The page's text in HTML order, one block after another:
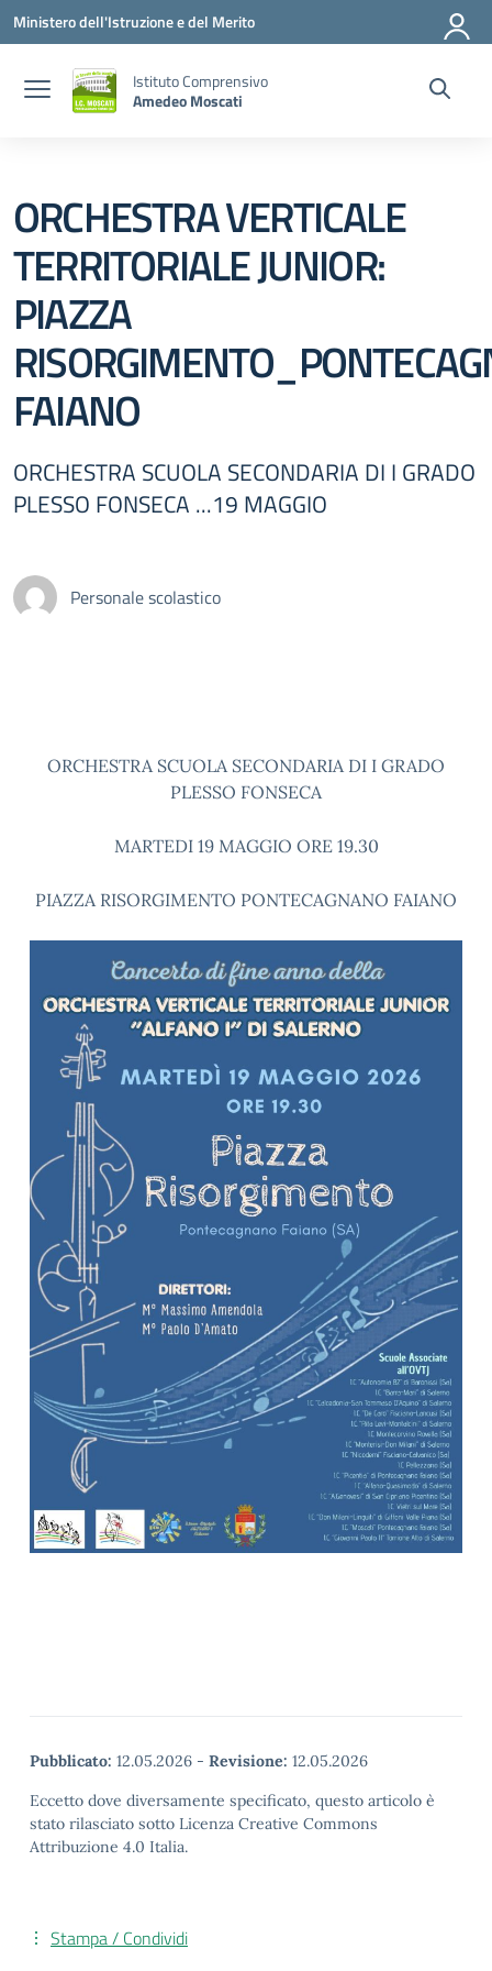
Vai ai contenuti
Vai al menu di navigazione
Vai al footer
Ministero dell'Istruzione e del Merito
Istituto Comprensivo
Amedeo Moscati
ORCHESTRA VERTICALE
TERRITORIALE JUNIOR:
PIAZZA
FAIANO
ORCHESTRA SCUOLA SECONDARIA DI I GRADO
PLESSO FONSECA ...19 MAGGIO
Personale scolastico
ORCHESTRA SCUOLA SECONDARIA DI I GRADO
PLESSO FONSECA
MARTEDI 19 MAGGIO ORE 19.30
PIAZZA RISORGIMENTO PONTECAGNANO FAIANO
Pubblicato: 12.05.2026 - Revisione: 12.05.2026
Eccetto dove diversamente specificato, questo articolo è
stato rilasciato sotto Licenza Creative Commons
Attribuzione 4.0 Italia.
Stampa / Condividi